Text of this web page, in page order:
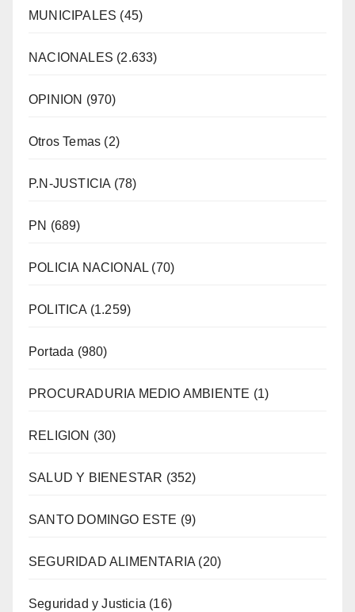
MUNICIPALES (45)
NACIONALES (2.633)
OPINION (970)
Otros Temas (2)
P.N-JUSTICIA (78)
PN (689)
POLICIA NACIONAL (70)
POLITICA (1.259)
Portada (980)
PROCURADURIA MEDIO AMBIENTE (1)
RELIGION (30)
SALUD Y BIENESTAR (352)
SANTO DOMINGO ESTE (9)
SEGURIDAD ALIMENTARIA (20)
Seguridad y Justicia (16)